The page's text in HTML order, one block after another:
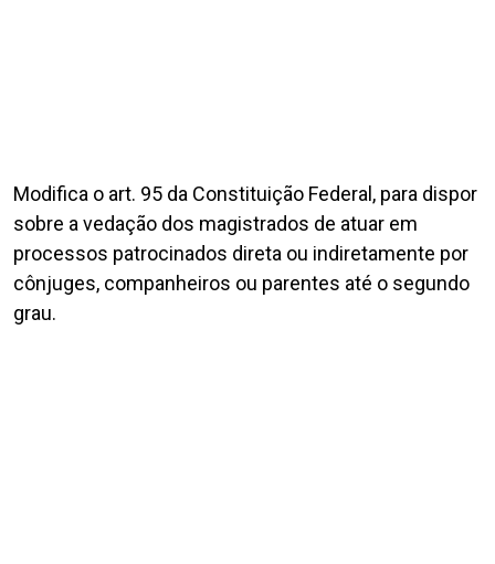
Modifica o art. 95 da Constituição Federal, para dispor
sobre a vedação dos magistrados de atuar em
processos patrocinados direta ou indiretamente por
cônjuges, companheiros ou parentes até o segundo
grau.